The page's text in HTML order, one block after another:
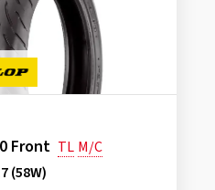
Front TL M/C
(58W)